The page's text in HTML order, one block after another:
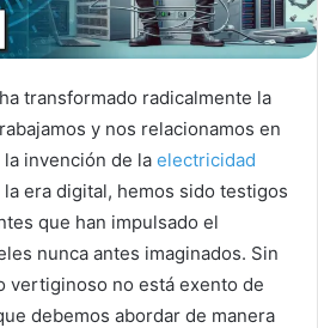
transformado radicalmente la
y nos relacionamos en
invención de la electricidad
era digital, hemos sido testigos
que han impulsado el
nunca antes imaginados. Sin
vertiginoso no está exento de
debemos abordar de manera